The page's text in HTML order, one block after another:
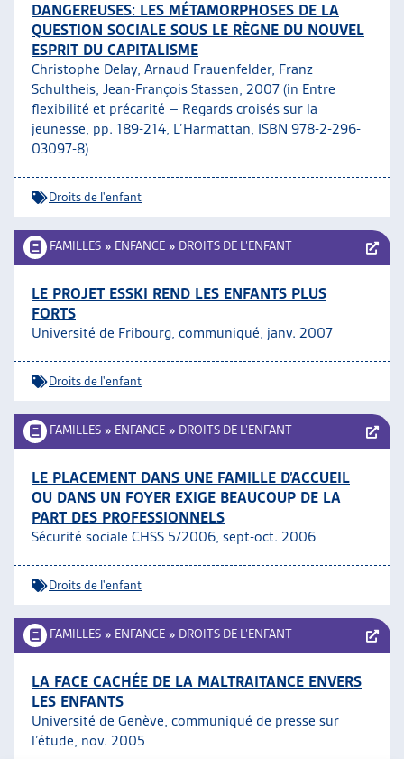
DANGEREUSES: LES MÉTAMORPHOSES DE LA
QUESTION SOCIALE SOUS LE RÈGNE DU NOUVEL
ESPRIT DU CAPITALISME
Christophe Delay, Arnaud Frauenfelder, Franz
Schultheis, Jean-François Stassen, 2007 (in Entre
flexibilité et précarité – Regards croisés sur la
jeunesse, pp. 189-214, L’Harmattan, ISBN 978-2-296-
03097-8)
Droits de l'enfant
FAMILLES » ENFANCE » DROITS DE L’ENFANT
LE PROJET ESSKI REND LES ENFANTS PLUS
FORTS
Université de Fribourg, communiqué, janv. 2007
Droits de l'enfant
FAMILLES » ENFANCE » DROITS DE L’ENFANT
LE PLACEMENT DANS UNE FAMILLE D’ACCUEIL
OU DANS UN FOYER EXIGE BEAUCOUP DE LA
PART DES PROFESSIONNELS
Sécurité sociale CHSS 5/2006, sept-oct. 2006
Droits de l'enfant
FAMILLES » ENFANCE » DROITS DE L’ENFANT
LA FACE CACHÉE DE LA MALTRAITANCE ENVERS
LES ENFANTS
Université de Genève, communiqué de presse sur
l’étude, nov. 2005